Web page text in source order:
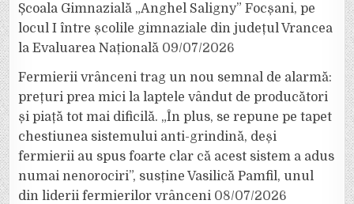
Școala Gimnazială „Anghel Saligny” Focșani, pe
locul I între școlile gimnaziale din județul Vrancea
la Evaluarea Națională 09/07/2026
Fermierii vrânceni trag un nou semnal de alarmă:
prețuri prea mici la laptele vândut de producători
și piață tot mai dificilă. „În plus, se repune pe tapet
chestiunea sistemului anti-grindină, deși
fermierii au spus foarte clar că acest sistem a adus
numai nenorociri”, susține Vasilică Pamfil, unul
din liderii fermierilor vrânceni 08/07/2026